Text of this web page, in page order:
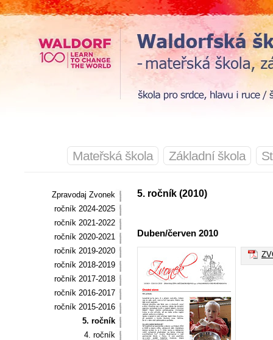
Mateřská škola Základní škola
Zpravodaj Zvonek
ročník 2024-2025
ročník 2021-2022
ročník 2020-2021
ročník 2019-2020
ročník 2018-2019
ročník 2017-2018
ročník 2016-2017
ročník 2015-2016
5. ročník
4. ročník
5. ročník (2010)
Duben/červen 2010